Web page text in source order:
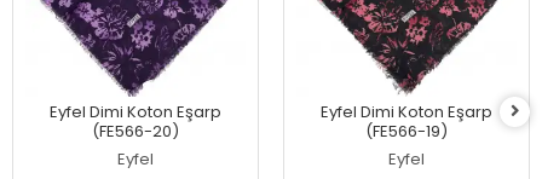
Eyfel Dimi Koton Eşarp
(FE566-20)
Eyfel
Eyfel Dimi Koton Eşarp
(FE566-19)
Eyfel